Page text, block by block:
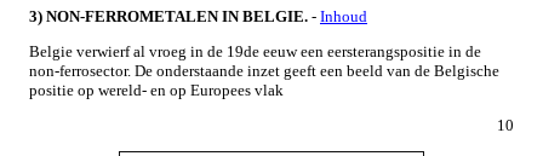
3) NON-FERROMETALEN IN BELGIE. - Inhoud
Belgie verwierf al vroeg in de 19de eeuw een eersterangspositie in de
non-ferrosector. De onderstaande inzet geeft een beeld van de Belgische
positie op wereld- en op Europees vlak
10